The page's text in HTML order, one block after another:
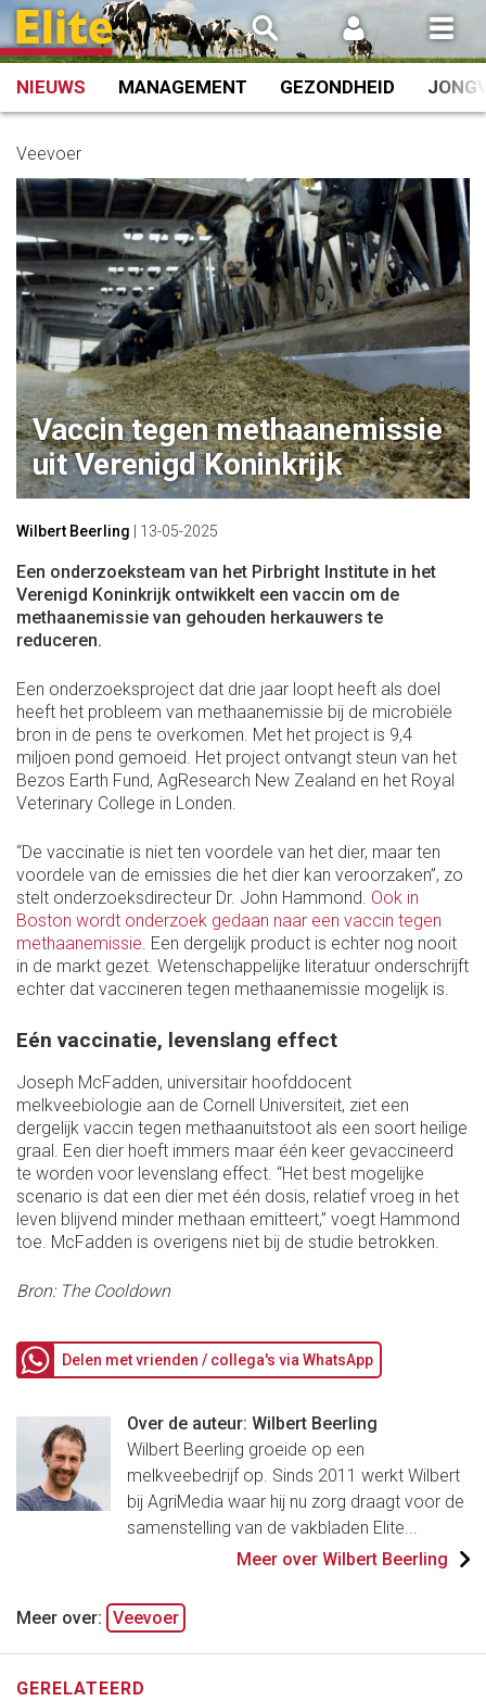
Spring
naar
inhoud
NIEUWS MANAGEMENT GEZONDHEID
Veevoer
Vaccin tegen methaanemissie
uit Verenigd Koninkrijk
Wilbert Beerling 13-05-2025
Een onderzoeksteam van het Pirbright Institute in het
Verenigd Koninkrijk ontwikkelt een vaccin om de
methaanemissie van gehouden herkauwers te
reduceren.
Een onderzoeksproject dat drie jaar loopt heeft als doel
heeft het probleem van methaanemissie bij de microbiële
bron in de pens te overkomen. Met het project is 9,4
miljoen pond gemoeid. Het project ontvangt steun van het
Bezos Earth Fund, AgResearch New Zealand en het Royal
Veterinary College in Londen.
“De vaccinatie is niet ten voordele van het dier, maar ten
voordele van de emissies die het dier kan veroorzaken”, zo
stelt onderzoeksdirecteur Dr. John Hammond. Ook in
Boston wordt onderzoek gedaan naar een vaccin tegen
methaanemissie . Een dergelijk product is echter nog nooit
in de markt gezet. Wetenschappelijke literatuur onderschrijft
echter dat vaccineren tegen methaanemissie mogelijk is.
Eén vaccinatie, levenslang effect
Joseph McFadden, universitair hoofddocent
melkveebiologie aan de Cornell Universiteit, ziet een
dergelijk vaccin tegen methaanuitstoot als een soort heilige
graal. Een dier hoeft immers maar één keer gevaccineerd
te worden voor levenslang effect. “Het best mogelijke
scenario is dat een dier met één dosis, relatief vroeg in het
leven blijvend minder methaan emitteert,” voegt Hammond
toe. McFadden is overigens niet bij de studie betrokken.
Bron: The Cooldown
Delen met vrienden / collega's via WhatsApp
Over de auteur: Wilbert Beerling
Wilbert Beerling groeide op een
melkveebedrijf op. Sinds 2011 werkt Wilbert
bij AgriMedia waar hij nu zorg draagt voor de
samenstelling van de vakbladen Elite...
Meer over Wilbert Beerling
Meer over: Veevoer
GERELATEERD